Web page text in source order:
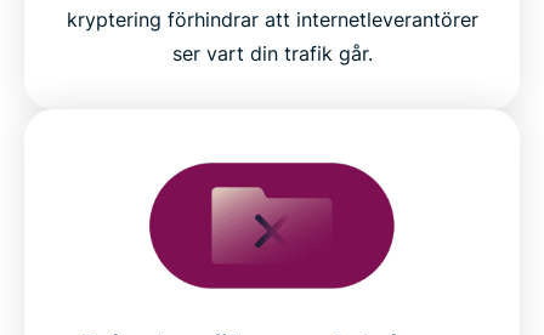
kryptering förhindrar att internetleverantörer
ser vart din trafik går.